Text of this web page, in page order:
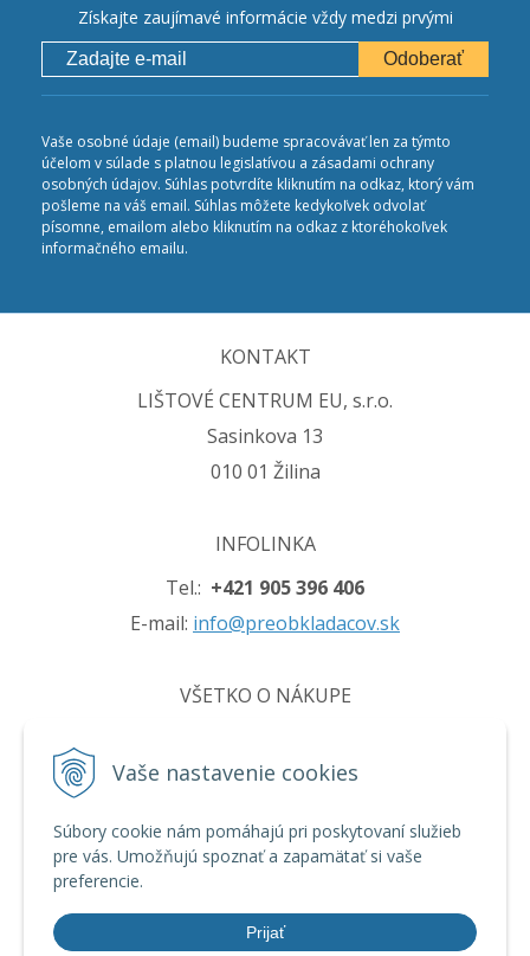
Vaše nastavenie cookies
Súbory cookie nám pomáhajú pri poskytovaní služieb
pre vás. Umožňujú spoznať a zapamätať si vaše
preferencie.
Prijať
Získajte zaujímavé informácie vždy medzi prvými
Odoberať
Vaše osobné údaje (email) budeme spracovávať len za týmto
účelom v súlade s platnou legislatívou a zásadami ochrany
osobných údajov. Súhlas potvrdíte kliknutím na odkaz, ktorý vám
pošleme na váš email. Súhlas môžete kedykoľvek odvolať
písomne, emailom alebo kliknutím na odkaz z ktoréhokoľvek
informačného emailu.
KONTAKT
LIŠTOVÉ CENTRUM EU, s.r.o.
Sasinkova 13
010 01 Žilina
INFOLINKA
Tel.: +421 905 396 406
E-mail: info@preobkladacov.sk
VŠETKO O NÁKUPE
Ochrana osobných údajov